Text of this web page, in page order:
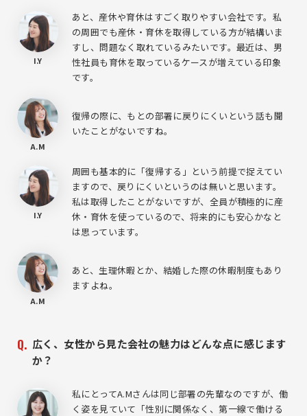
I.Y
あと、産休や育休はすごく取りやすい会社です。私
の周囲でも産休・育休を取得している方が結構いま
すし、問題なく取れているみたいです。最近は、男
性社員も育休を取っているケースが増えている印象
です。
A.M
復帰の際に、もとの部署に戻りにくいという話も聞
いたことがないですね。
I.Y
周囲も基本的に「復帰する」という前提で捉えてい
ますので、戻りにくいというのは無いと思います。
私は取得したことがないですが、全員が積極的に産
休・育休を使っているので、将来的にも安心かなと
は思っています。
A.M
あと、生理休暇とか、結婚した際の休暇制度もあり
ますよね。
広く、女性から見た会社の魅力はどんな点に感じます
か？
私にとってA.Mさんは同じ部署の先輩なのですが、働
く姿を見ていて「性別に関係なく、第一線で働ける